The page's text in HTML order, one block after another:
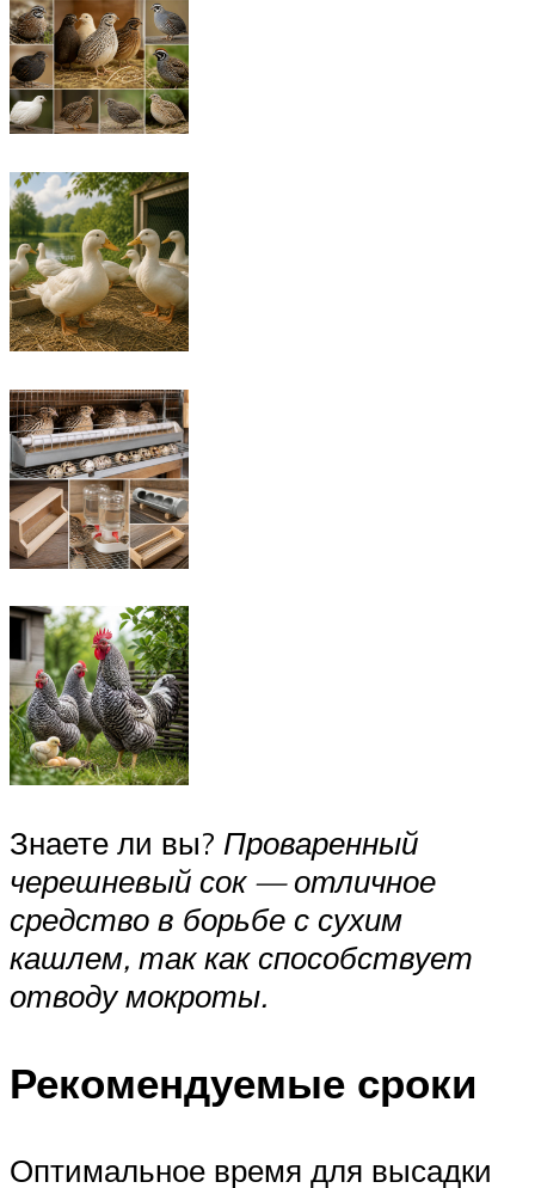
Знаете ли вы? Проваренный
черешневый сок — отличное
средство в борьбе с сухим
кашлем, так как способствует
отводу мокроты.
Рекомендуемые сроки
Оптимальное время для высадки